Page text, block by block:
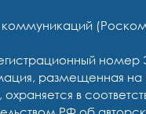
размещенная на
в